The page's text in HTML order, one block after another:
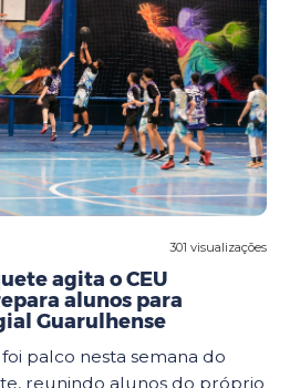
301 visualizações
agita o CEU
alunos para
Guarulhense
palco nesta semana do
reunindo alunos do próprio